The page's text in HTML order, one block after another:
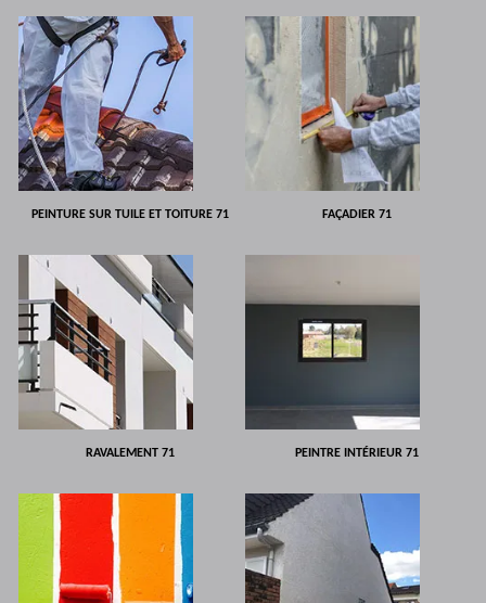
PEINTURE SUR TUILE ET TOITURE 71 FAÇADIER 71
RAVALEMENT 71 PEINTRE INTÉRIEUR 71